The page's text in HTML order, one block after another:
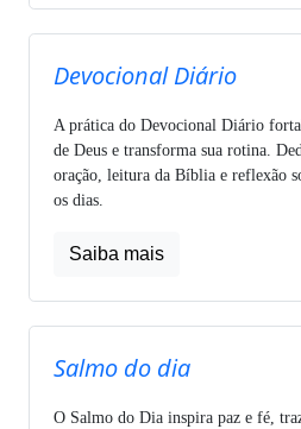
Devocional Diário
A prática do Devocional Diário
de Deus e transforma sua rotina.
oração, leitura da Bíblia e reflexão
os dias.
Saiba mais
Salmo do dia
O Salmo do Dia inspira paz e fé,